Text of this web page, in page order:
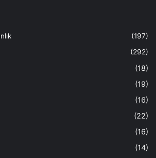
(197)
(292)
(18)
(19)
(16)
(22)
(16)
(14)